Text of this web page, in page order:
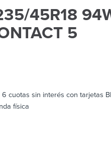
45R18
5
cuotas sin interés con tarjetas
física